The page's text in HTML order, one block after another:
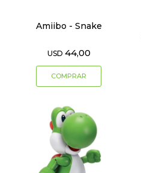
Amiibo - Snake
USD 44,00